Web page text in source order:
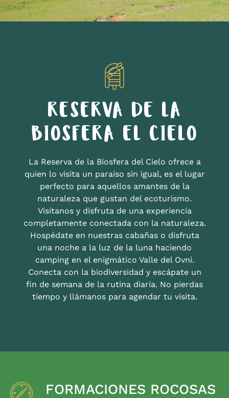
RESERVA DE LA
BIOSFERA EL CIELO
La Reserva de la Biosfera del Cielo ofrece a
quien lo visita un paraíso sin igual, es el lugar
perfecto para aquellos amantes de la
naturaleza que gustan del ecoturismo.
Visítanos y disfruta de una experiencia
completamente conectada con la naturaleza.
Hospédate en nuestras cabañas o disfruta
una noche a la luz de la luna haciendo
camping en el enigmático Valle del Ovni.
Conecta con la biodiversidad y escápate un
fin de semana de la rutina diaria. No pierdas
tiempo y llámanos para agendar tu visita.
FORMACIONES ROCOSAS